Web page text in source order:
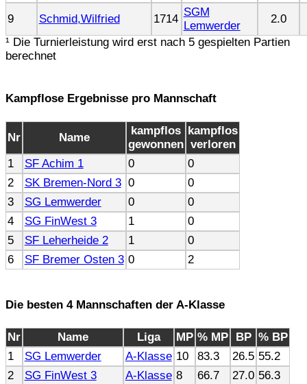
9
Schmid,Wilfried 1714
SGM
Lemwerder
2.0
¹ Die Turnierleistung wird erst nach 5 gespielten Partien
berechnet
Kampflose Ergebnisse pro Mannschaft
Nr Name
kampflos
gewonnen
kampflos
verloren
1
SF Achim 1 0
0
2
SK Bremen-Nord 3 0
0
3
SG Lemwerder 0
0
4
SG FinWest 3 1
0
5
SF Leherheide 2 1
0
6
SF Bremer Osten 3 0 2
Die besten 4 Mannschaften der A-Klasse
Nr Name Liga MP % MP BP % BP
1
SG Lemwerder A-Klasse 10 83.3 26.5 55.2
2
SG FinWest 3 A-Klasse 8 66.7 27.0 56.3